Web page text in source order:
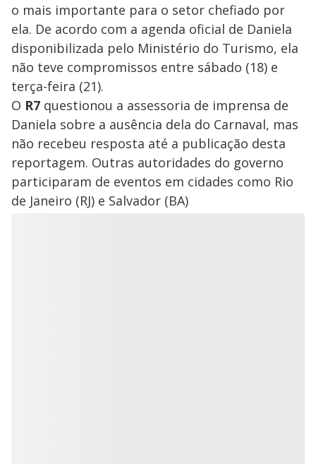
o mais importante para o setor chefiado por
ela. De acordo com a agenda oficial de Daniela
disponibilizada pelo Ministério do Turismo, ela
não teve compromissos entre sábado (18) e
terça-feira (21).
O R7 questionou a assessoria de imprensa de
Daniela sobre a ausência dela do Carnaval, mas
não recebeu resposta até a publicação desta
reportagem. Outras autoridades do governo
participaram de eventos em cidades como Rio
de Janeiro (RJ) e Salvador (BA)